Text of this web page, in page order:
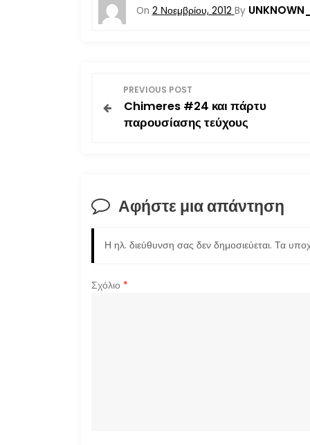
On 2 Νοεμβρίου, 2012 By
γ
σ
PREVIOUS POST
Chimeres #24 και πάρτυ
παρουσίασης τεύχους
Αφήστε μια απάντηση
Η ηλ. διεύθυνση σας δεν δημοσιεύεται. Τα
Σχόλιο *